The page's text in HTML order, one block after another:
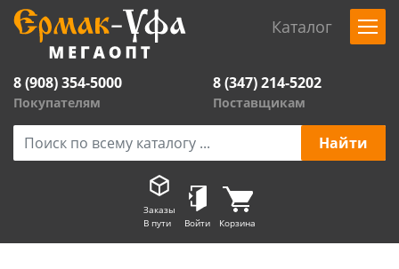
Каталог
8 (908) 354-5000
Покупателям
8 (347) 214-5202
Поставщикам
Заказы
В пути
Войти Корзина